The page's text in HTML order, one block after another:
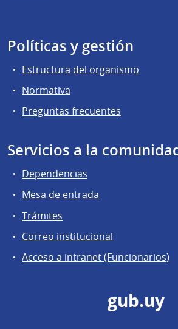
Políticas y gestión
Estructura del organismo
Normativa
Preguntas frecuentes
Servicios a la
Dependencias
Mesa de entrada
Trámites
Correo institucional
Acceso a intranet (Funcionarios)
gub.uy